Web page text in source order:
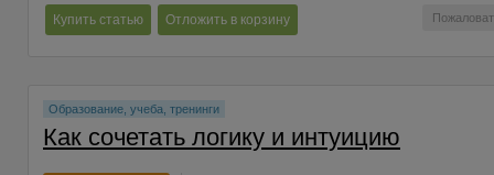
Купить статью Отложить в корзину
Образование, учеба, тренинги
Как сочетать логику и интуицию